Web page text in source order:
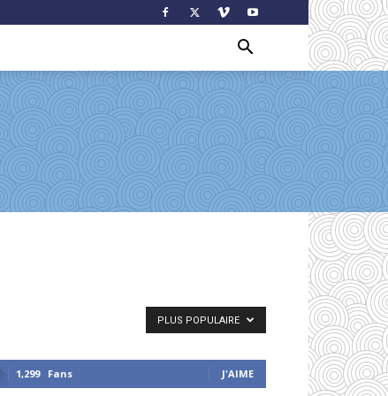
PLUS POPULAIRE
1,299 Fans J'AIME